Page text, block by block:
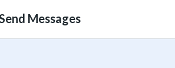
Messages